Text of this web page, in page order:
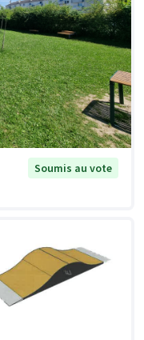
Soumis au vote